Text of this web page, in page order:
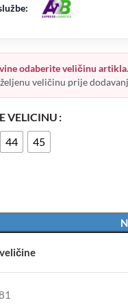
odaberite veličinu artikla.
veličinu prije
VELICINU
44 45